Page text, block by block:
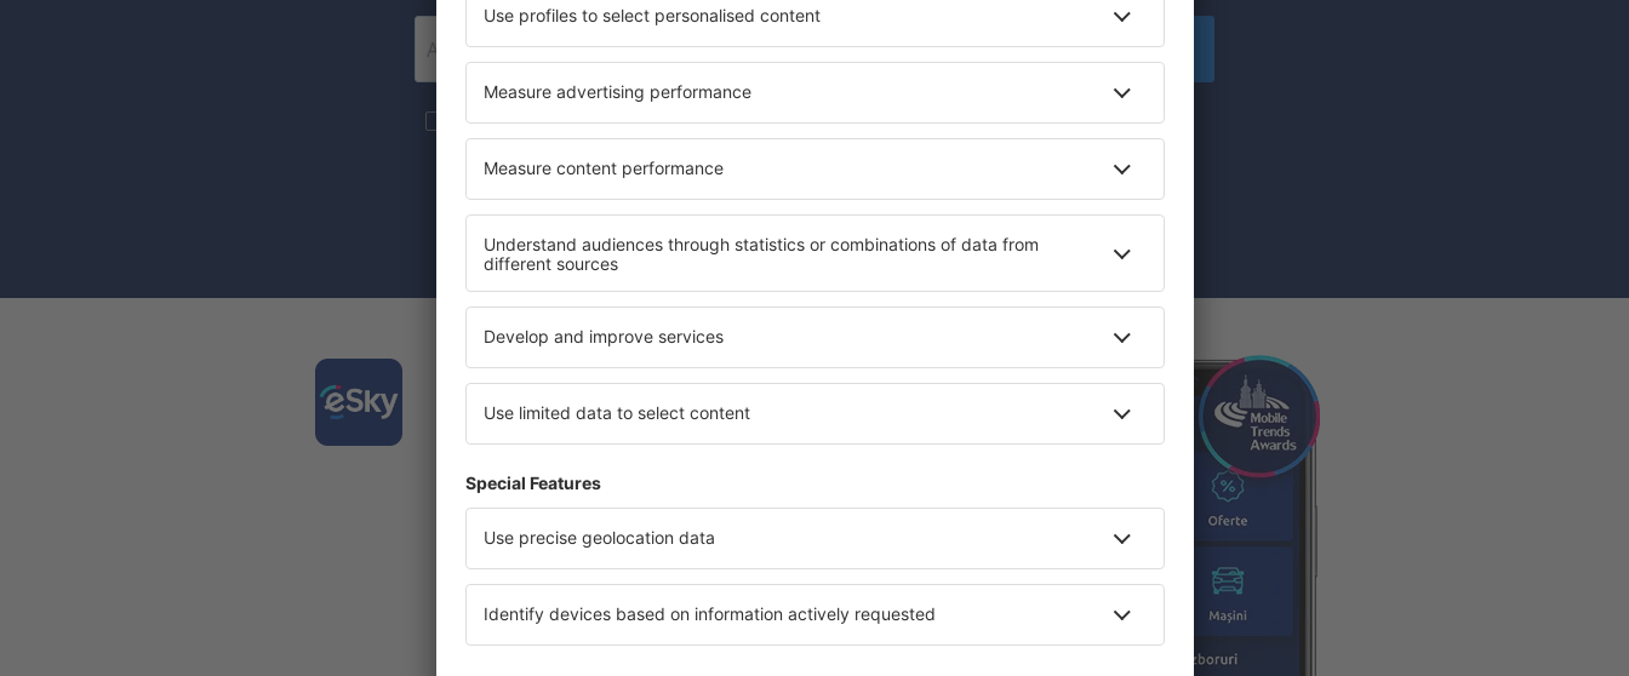
Înscriere
Mai multe călătorii la prețuri avantajoase în newsletter-ul nostru.Sunt de acord să primesc
materiale informaționale (sub formă de newsletter) de la eSky.pl S.A. la adresa de e-mail pe care am
furnizat-o.
Prin bifarea căsuței de mai sus, furnizarea adresei de e-mail și apăsarea butonului „Înscriere”
Descarcă aplicația noastră
și organizează-ţi convenabil
Cea mai bine evaluată aplicație din categoria călătoriilor
Noi oferte zilnice la îndemână
Toate rezervările tale într-un singur loc